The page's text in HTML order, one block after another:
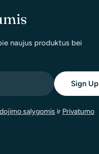
naujus produktus bei
Sign Up
sąlygomis ir Privatumo